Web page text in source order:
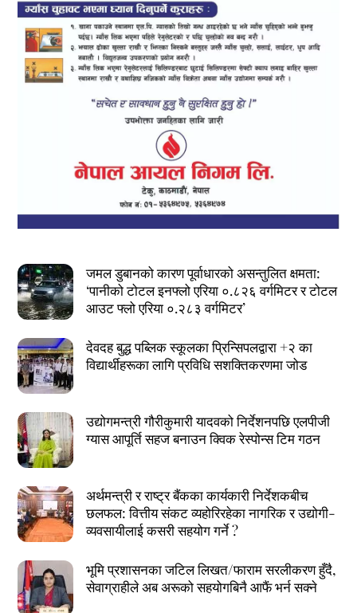
जमल डुबानको कारण पूर्वाधारको असन्तुलित क्षमता:
‘पानीको टोटल इनफ्लो एरिया ०.८२६ वर्गमिटर र टोटल
आउट फ्लो एरिया ०.२८३ वर्गमिटर’
देवदह बुद्ध पब्लिक स्कूलका प्रिन्सिपलद्वारा +२ का
विद्यार्थीहरूका लागि प्रविधि सशक्तिकरणमा जोड
उद्योगमन्त्री गौरीकुमारी यादवको निर्देशनपछि एलपीजी
ग्यास आपूर्ति सहज बनाउन क्विक रेस्पोन्स टिम गठन
अर्थमन्त्री र राष्ट्र बैंकका कार्यकारी निर्देशकबीच
छलफल: वित्तीय संकट व्यहोरिरहेका नागरिक र उद्योगी-
व्यवसायीलाई कसरी सहयोग गर्ने ?
भूमि प्रशासनका जटिल लिखत/फाराम सरलीकरण हुँदै,
सेवाग्राहीले अब अरूको सहयोगबिनै आफैं भर्न सक्ने